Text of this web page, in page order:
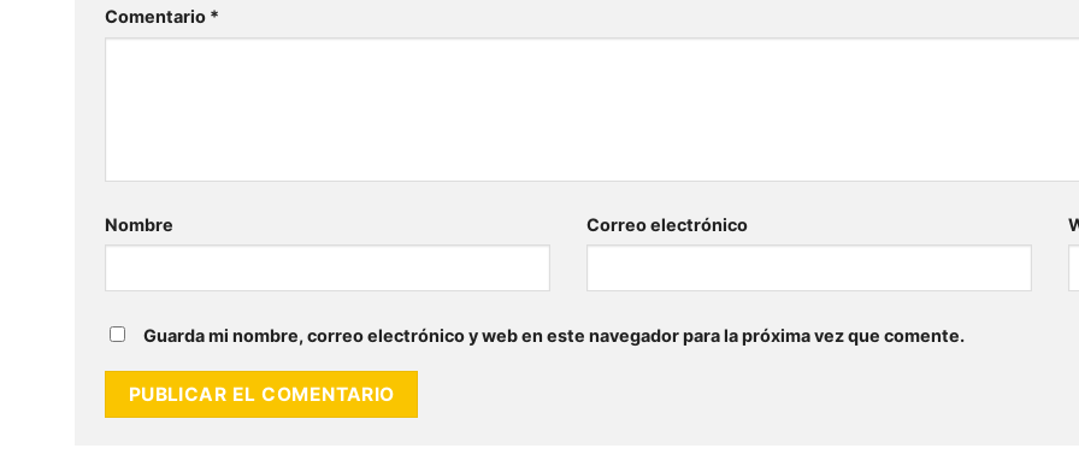
Comentario *
Nombre Correo electrónico
Guarda mi nombre, correo electrónico y web en este navegador para la próxima vez que comente.